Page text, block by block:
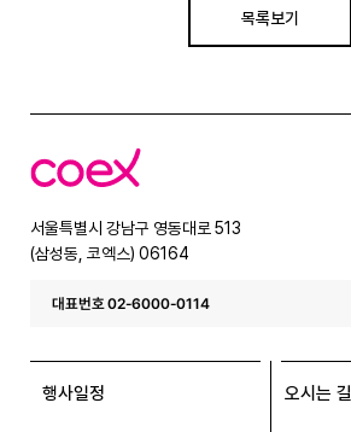
목록보기
코
엑
서울특별시 강남구 영동대로 513
(삼성동, 코엑스) 06164
대표번호 02-6000-0114
행사일정 오시는 길